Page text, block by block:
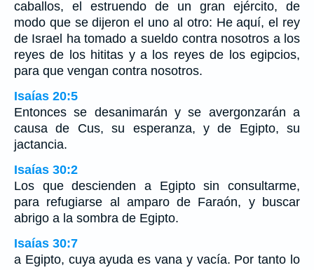
caballos, el estruendo de un gran ejército, de
modo que se dijeron el uno al otro: He aquí, el rey
de Israel ha tomado a sueldo contra nosotros a los
reyes de los hititas y a los reyes de los egipcios,
para que vengan contra nosotros.
Isaías 20:5
Entonces se desanimarán y se avergonzarán a
causa de Cus, su esperanza, y de Egipto, su
jactancia.
Isaías 30:2
Los que descienden a Egipto sin consultarme,
para refugiarse al amparo de Faraón, y buscar
abrigo a la sombra de Egipto.
Isaías 30:7
a Egipto, cuya ayuda es vana y vacía. Por tanto lo